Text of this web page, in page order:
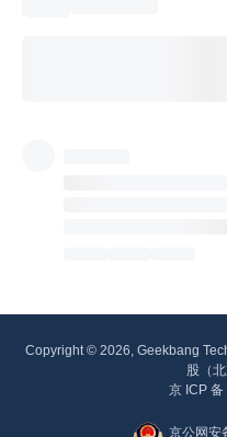
Copyright © 2026, Geekbang
股（
京 ICP
京公网安